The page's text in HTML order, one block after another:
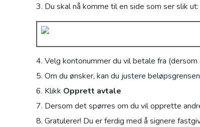
Du skal nå komme til en side som ser slik ut:
Velg kontonummer du vil betale fra
Om du ønsker, kan du justere
Klikk Opprett avtale
Dersom det spørres om du vil opprette
Gratulerer! Du er ferdig med å signere